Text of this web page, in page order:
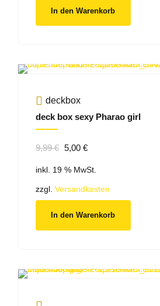
In den Warenkorb
deckbox
deck box sexy Pharao girl
9,99€ Ursprünglicher
war:
9,99 €
5,00 €Aktueller
ist:
5,00 €.
inkl. 19 % MwSt.
zzgl. Versandkosten
In den Warenkorb